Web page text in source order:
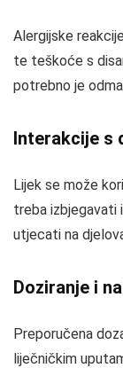
Alergijske
te teškoće s
potrebno je
Interakcije s
Lijek se može
treba izbjegavati
utjecati na
Doziranje i
Preporučena
liječničkim